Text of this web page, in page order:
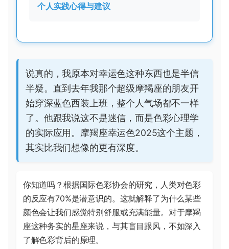
个人实践心得与建议
说真的，我原本对幸运色这种东西也是半信
半疑。直到去年我那个超级摩羯座的朋友开
始穿深蓝色西装上班，整个人气场都不一样
了。他跟我说这不是迷信，而是色彩心理学
的实际应用。摩羯座幸运色2025这个主题，
其实比我们想像的更有深度。
你知道吗？根据国际色彩协会的研究，人类对色彩
的反应有70%是潜意识的。这就解释了为什么某些
颜色会让我们感觉特别舒服或充满能量。对于摩羯
座这种务实的星座来说，与其盲目跟风，不如深入
了解色彩背后的原理。